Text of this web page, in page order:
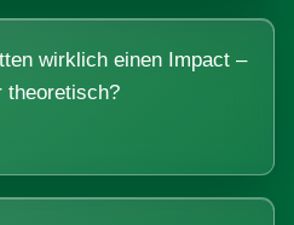
wirklich einen Impact –
theoretisch?